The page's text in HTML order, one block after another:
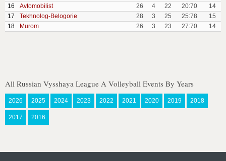
16
Avtomobilist 26 4 22 20:70
14
17
Tekhnolog-Belogorie 28 3 25 25:78
15
18
Murom 26 3 23 27:70 14
All Russian Vysshaya League A Volleyball Events By Years
2026 2025 2024 2023 2022 2021 2020 2019 2018
2017 2016